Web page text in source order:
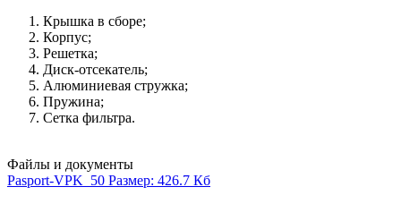
Крышка в сборе;
Корпус;
Решетка;
Диск-отсекатель;
Алюминиевая стружка;
Пружина;
Сетка фильтра.
Файлы и документы
Pasport-VPK_50 Размер: 426.7 Кб